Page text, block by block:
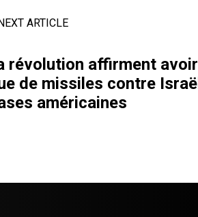
NEXT ARTICLE
révolution affirment avoir
de missiles contre Israël
américaines